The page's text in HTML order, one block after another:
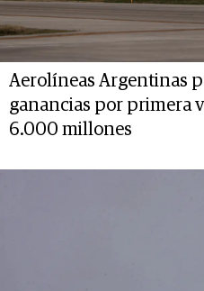
Aerolíneas Argentinas
ganancias por primera
6.000 millones